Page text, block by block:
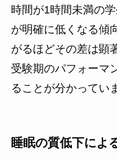
時間が1時間未満の
が明確に低くなる傾
がるほどその差は顕
受験期のパフォーマ
ることが分かってい
睡眠の質低下によ